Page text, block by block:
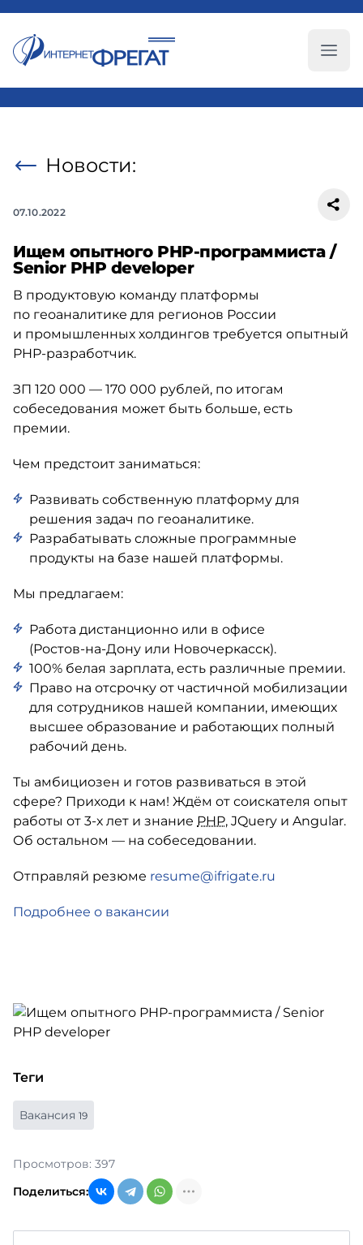
Новости:
07.10.2022
Ищем опытного PHP-программиста /
Senior PHP developer
В продуктовую команду платформы
по геоаналитике для регионов России
и промышленных холдингов требуется опытный
PHP-разработчик.
ЗП 120 000 — 170 000 рублей, по итогам
собеседования может быть больше, есть
премии.
Чем предстоит заниматься:
Развивать собственную платформу для
решения задач по геоаналитике.
Разрабатывать сложные программные
продукты на базе нашей платформы.
Мы предлагаем:
Работа дистанционно или в офисе
(Ростов-на-Дону или Новочеркасск).
100% белая зарплата, есть различные премии.
Право на отсрочку от частичной мобилизации
для сотрудников нашей компании, имеющих
высшее образование и работающих полный
рабочий день.
Ты амбициозен и готов развиваться в этой
сфере? Приходи к нам! Ждём от соискателя опыт
работы от 3-х лет и знание PHP, JQuery и Angular.
Об остальном — на собеседовании.
Отправляй резюме resume@ifrigate.ru
Подробнее о вакансии
Теги
Вакансия 19
Просмотров: 397
Поделиться: